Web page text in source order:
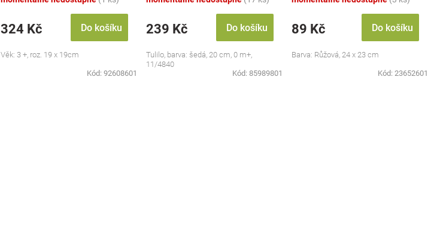
324 Kč Do košíku
Věk: 3 +, roz. 19 x 19cm
Kód: 92608601
239 Kč Do košíku
Tulilo, barva: šedá, 20 cm, 0 m+,
11/4840
Kód: 85989801
89 Kč Do košíku
Barva: Růžová, 24 x 23 cm
Kód: 23652601